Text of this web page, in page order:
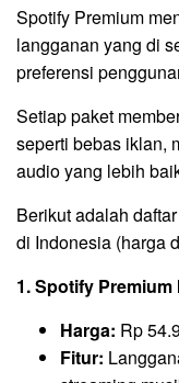
Spotify Premium
langganan yang di
preferensi
Setiap paket
seperti bebas iklan,
audio yang lebih
Berikut adalah
di Indonesia (harga
1. Spotify
Harga: Rp
Fitur: